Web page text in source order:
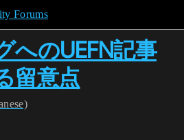
Forums
へのUEFN記事
留意点